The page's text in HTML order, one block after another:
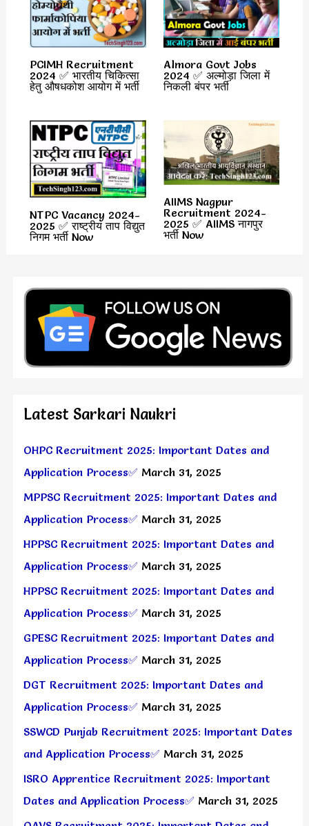
PCIMH Recruitment
2024 ✅ भारतीय चिकित्सा
हेतु औषधकोश आयोग में भर्ती
Almora Govt Jobs
2024 ✅ अल्मोड़ा जिला में
निकली बंपर भर्ती
NTPC Vacancy 2024-
2025 ✅ राष्ट्रीय ताप विद्युत
निगम भर्ती Now
AIIMS Nagpur
Recruitment 2024-
2025 ✅ AIIMS नागपुर
भर्ती Now
Latest Sarkari Naukri
OHPC Recruitment 2025: Important Dates and
Application Process✅ March 31, 2025
MPPSC Recruitment 2025: Important Dates and
Application Process✅ March 31, 2025
HPPSC Recruitment 2025: Important Dates and
Application Process✅ March 31, 2025
HPPSC Recruitment 2025: Important Dates and
Application Process✅ March 31, 2025
GPESC Recruitment 2025: Important Dates and
Application Process✅ March 31, 2025
DGT Recruitment 2025: Important Dates and
Application Process✅ March 31, 2025
SSWCD Punjab Recruitment 2025: Important Dates
and Application Process✅ March 31, 2025
ISRO Apprentice Recruitment 2025: Important
Dates and Application Process✅ March 31, 2025